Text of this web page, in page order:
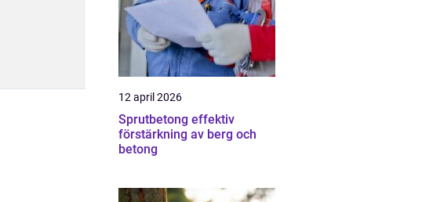
12 april 2026
Sprutbetong effektiv
förstärkning av berg och
betong